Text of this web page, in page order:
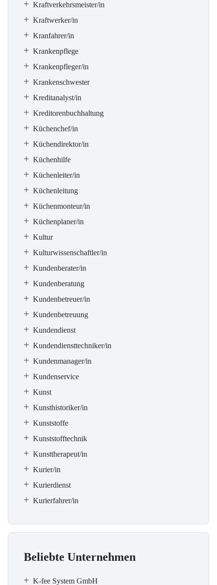
Kraftverkehrsmeister/in
Kraftwerker/in
Kranfahrer/in
Krankenpflege
Krankenpfleger/in
Krankenschwester
Kreditanalyst/in
Kreditorenbuchhaltung
Küchenchef/in
Küchendirektor/in
Küchenhilfe
Küchenleiter/in
Küchenleitung
Küchenmonteur/in
Küchenplaner/in
Kultur
Kulturwissenschaftler/in
Kundenberater/in
Kundenberatung
Kundenbetreuer/in
Kundenbetreuung
Kundendienst
Kundendiensttechniker/in
Kundenmanager/in
Kundenservice
Kunst
Kunsthistoriker/in
Kunststoffe
Kunststofftechnik
Kunsttherapeut/in
Kurier/in
Kurierdienst
Kurierfahrer/in
Beliebte Unternehmen
K-fee System GmbH